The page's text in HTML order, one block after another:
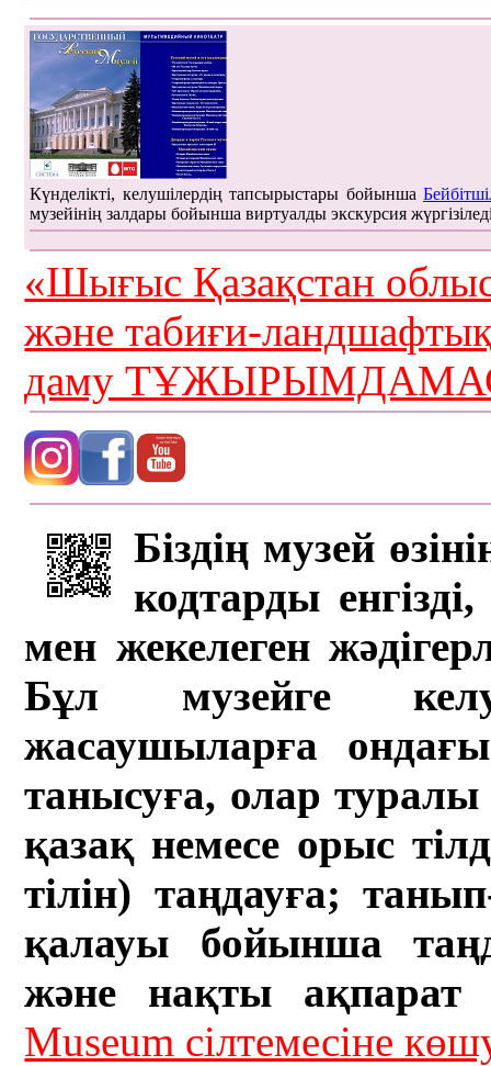
Күнделікті, келушілердің тапсырыстары бойынша
музейінің залдары бойынша виртуалды экскурсия
«Шығыс Қазақстан
және табиғи-
даму
Біздің музей
кодтарды
мен жекелеген
Бұл музейге
жасаушыларға
танысуға, олар туралы
қазақ немесе орыс
тілін) таңдауға;
қалауы бойынша
және нақты ақпарат
Museum сілтемесіне